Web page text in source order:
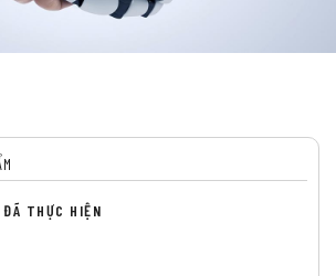
ĐÃ THỰC HIỆN